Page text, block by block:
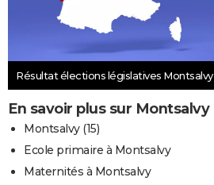
Résultat élections législatives Montsalvy
En savoir plus sur Montsalvy
Montsalvy (15)
Ecole primaire à Montsalvy
Maternités à Montsalvy